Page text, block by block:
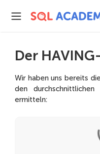
Der
Wir haben uns bereits
den
ermitteln: